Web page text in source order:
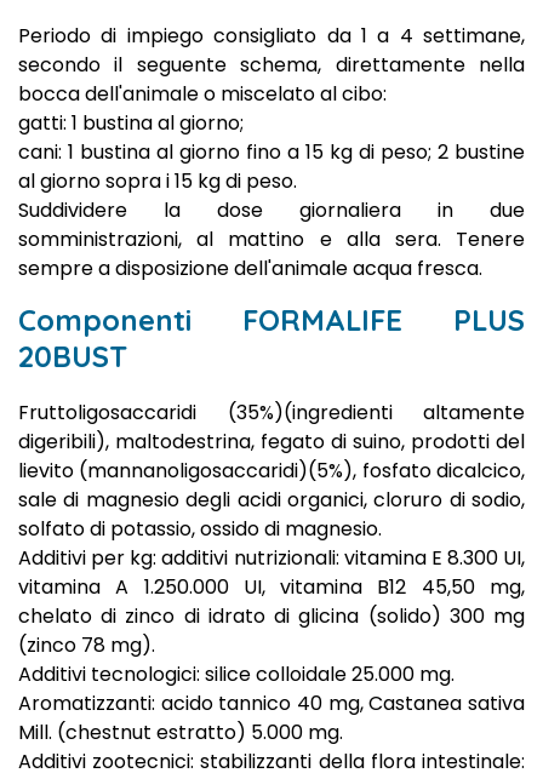
Periodo di impiego consigliato da 1 a 4 settimane,
secondo il seguente schema, direttamente nella
bocca dell'animale o miscelato al cibo:
gatti: 1 bustina al giorno;
cani: 1 bustina al giorno fino a 15 kg di peso; 2 bustine
al giorno sopra i 15 kg di peso.
Suddividere la dose giornaliera in due
somministrazioni, al mattino e alla sera. Tenere
sempre a disposizione dell'animale acqua fresca.
Componenti FORMALIFE PLUS
20BUST
Fruttoligosaccaridi (35%)(ingredienti altamente
digeribili), maltodestrina, fegato di suino, prodotti del
lievito (mannanoligosaccaridi)(5%), fosfato dicalcico,
sale di magnesio degli acidi organici, cloruro di sodio,
solfato di potassio, ossido di magnesio.
Additivi per kg: additivi nutrizionali: vitamina E 8.300 UI,
vitamina A 1.250.000 UI, vitamina B12 45,50 mg,
chelato di zinco di idrato di glicina (solido) 300 mg
(zinco 78 mg).
Additivi tecnologici: silice colloidale 25.000 mg.
Aromatizzanti: acido tannico 40 mg, Castanea sativa
Mill. (chestnut estratto) 5.000 mg.
Additivi zootecnici: stabilizzanti della flora intestinale: